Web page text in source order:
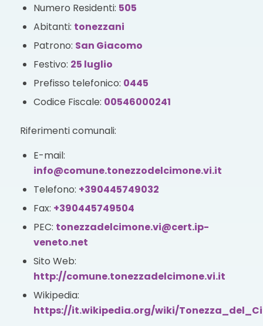
Numero Residenti: 505
Abitanti: tonezzani
Patrono: San Giacomo
Festivo: 25 luglio
Prefisso telefonico: 0445
Codice Fiscale: 00546000241
Riferimenti comunali:
E-mail:
info@comune.tonezzodelcimone.vi.it
Telefono: +390445749032
Fax: +390445749504
PEC: tonezzadelcimone.vi@cert.ip-
veneto.net
Sito Web:
http://comune.tonezzadelcimone.vi.it
Wikipedia:
https://it.wikipedia.org/wiki/